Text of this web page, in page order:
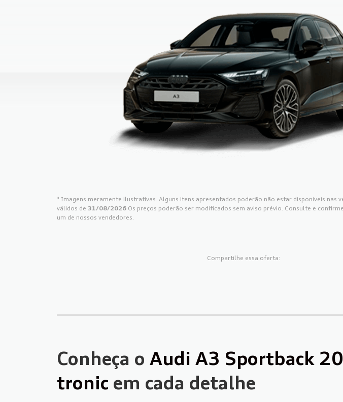
* Imagens meramente ilustrativas. Alguns itens apresentados poderão não estar disponíveis nas
válidos de 31/08/2026 Os preços poderão ser modificados sem aviso prévio. Consulte e
um de nossos vendedores.
Compartilhe essa oferta:
Conheça o Audi A3 Sportback
tronic em cada detalhe